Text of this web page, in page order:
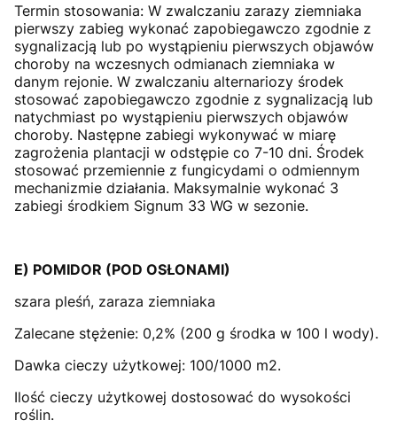
Termin stosowania: W zwalczaniu zarazy ziemniaka
pierwszy zabieg wykonać zapobiegawczo zgodnie z
sygnalizacją lub po wystąpieniu pierwszych objawów
choroby na wczesnych odmianach ziemniaka w
danym rejonie. W zwalczaniu alternariozy środek
stosować zapobiegawczo zgodnie z sygnalizacją lub
natychmiast po wystąpieniu pierwszych objawów
choroby. Następne zabiegi wykonywać w miarę
zagrożenia plantacji w odstępie co 7-10 dni. Środek
stosować przemiennie z fungicydami o odmiennym
mechanizmie działania. Maksymalnie wykonać 3
zabiegi środkiem Signum 33 WG w sezonie.
E) POMIDOR (POD OSŁONAMI)
szara pleśń, zaraza ziemniaka
Zalecane stężenie: 0,2% (200 g środka w 100 l wody).
Dawka cieczy użytkowej: 100/1000 m2.
Ilość cieczy użytkowej dostosować do wysokości
roślin.